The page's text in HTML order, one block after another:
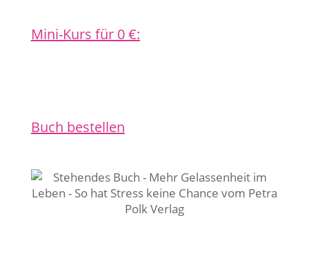
Mini-Kurs für 0 €:
Buch bestellen